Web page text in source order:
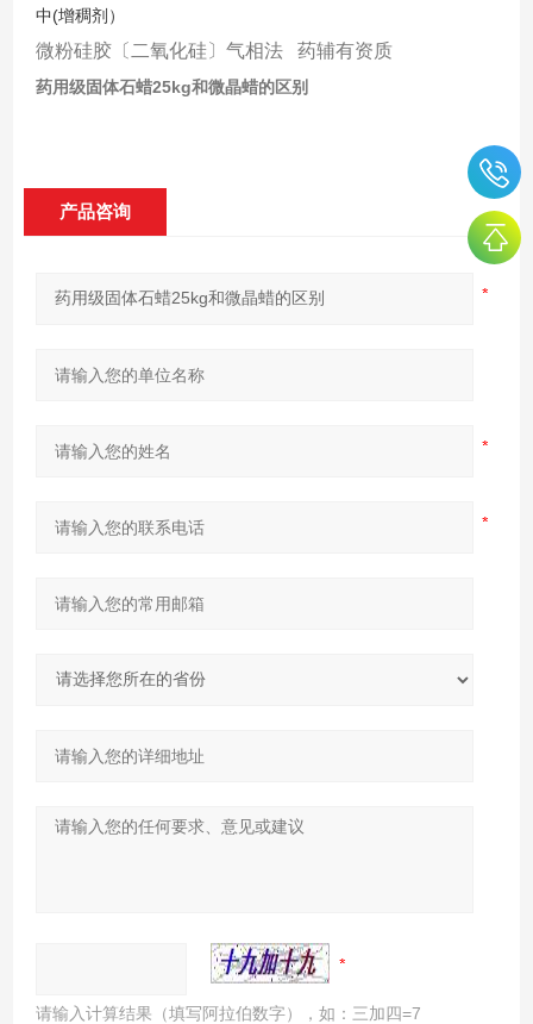
中(增稠剂）
微粉硅胶〔二氧化硅〕气相法 药辅有资质
药用级固体石蜡25kg和微晶蜡的区别
产品咨询
请输入计算结果（填写阿拉伯数字），如：三加四=7